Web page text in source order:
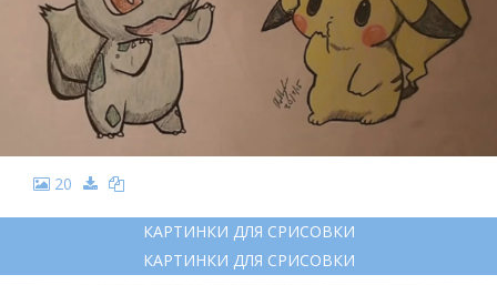
20
КАРТИНКИ ДЛЯ СРИСОВКИ
КАРТИНКИ ДЛЯ СРИСОВКИ